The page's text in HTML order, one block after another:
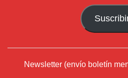
Newsletter (envío boletín